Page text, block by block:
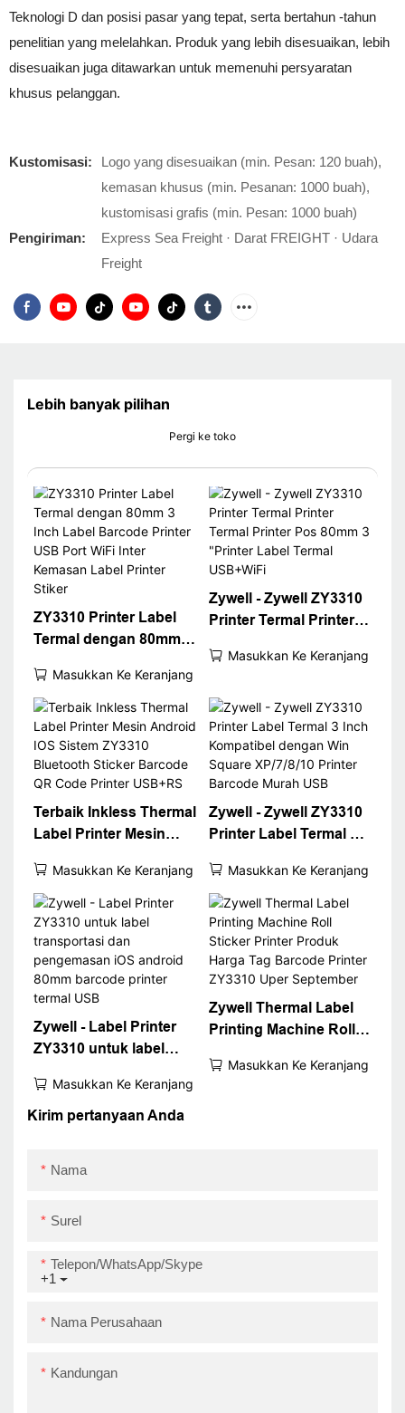
Teknologi D dan posisi pasar yang tepat, serta bertahun -tahun
penelitian yang melelahkan. Produk yang lebih disesuaikan, lebih
disesuaikan juga ditawarkan untuk memenuhi persyaratan
khusus pelanggan.
Kustomisasi:
Logo yang disesuaikan (min. Pesan: 120 buah),
kemasan khusus (min. Pesanan: 1000 buah),
kustomisasi grafis (min. Pesan: 1000 buah)
Pengiriman:
Express Sea Freight · Darat FREIGHT · Udara
Freight
Lebih banyak pilihan
Pergi ke toko
ZY3310 Printer Label
Termal dengan 80mm 3
Printer USB Port WiFi
Inter Kemasan Label
Printer Stiker
Masukkan Ke Keranjang
Zywell - Zywell ZY3310
Printer Termal Printer
80mm 3 "Printer Label
Masukkan Ke Keranjang
Terbaik Inkless Thermal
Label Printer Mesin
ZY3310 Bluetooth
Sticker Barcode QR
Code Printer USB+RS
Masukkan Ke Keranjang
Zywell - Zywell ZY3310
Printer Label Termal 3
dengan Win Square
XP/7/8/10 Printer
Barcode Murah USB
Masukkan Ke Keranjang
Zywell - Label Printer
ZY3310 untuk label
pengemasan iOS
android 80mm barcode
Masukkan Ke Keranjang
Zywell Thermal Label
Printing Machine Roll
Harga Tag Barcode
Masukkan Ke Keranjang
Kirim pertanyaan Anda
Nama
Surel
+1
Telepon/WhatsApp/Skype
Nama Perusahaan
Kandungan